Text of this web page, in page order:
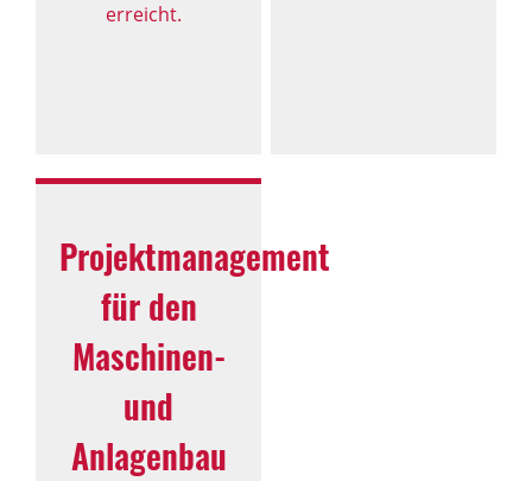
erreicht.
Projektmanagement
für den
Maschinen-
und
Anlagenbau